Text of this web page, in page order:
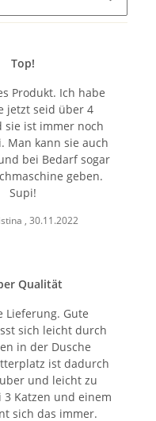
Top!
Produkt. Ich habe
jetzt seid über 4
sie ist immer noch
Man kann sie auch
bei Bedarf sogar
geben.
Supi!
, 30.11.2022
Qualität
Lieferung. Gute
sich leicht durch
in der Dusche
ist dadurch
und leicht zu
3 Katzen und einem
sich das immer.